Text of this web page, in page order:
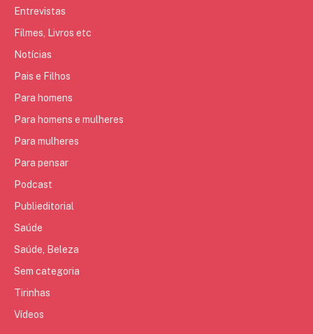
Entrevistas
Filmes, Livros etc
Notícias
Pais e Filhos
Para homens
Para homens e mulheres
Para mulheres
Para pensar
Podcast
Publieditorial
Saúde
Saúde, Beleza
Sem categoria
Tirinhas
Vídeos